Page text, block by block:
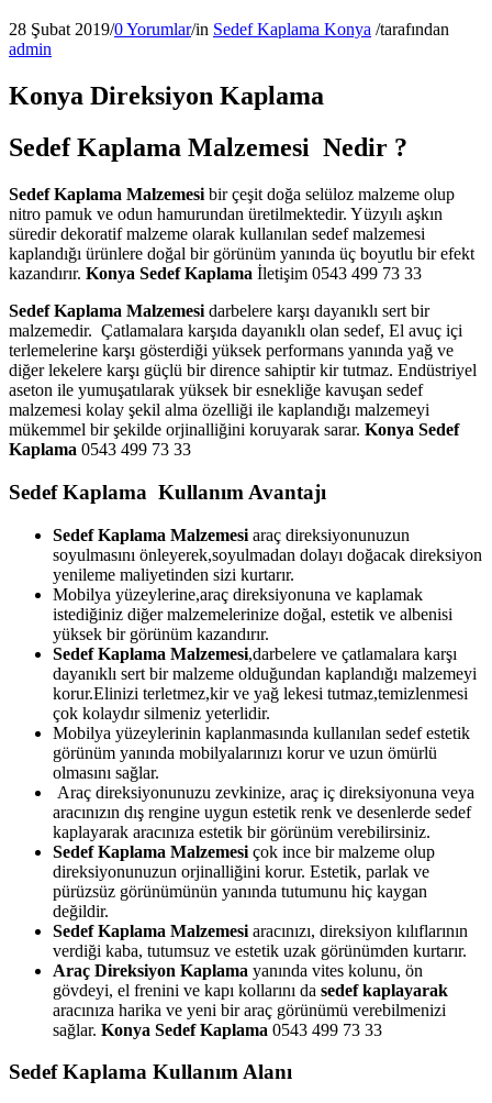
28 Şubat 2019/0 Yorumlar/in Sedef Kaplama Konya /tarafından
admin
Konya Direksiyon Kaplama
Sedef Kaplama Malzemesi Nedir ?
Sedef Kaplama Malzemesi bir çeşit doğa selüloz malzeme olup
nitro pamuk ve odun hamurundan üretilmektedir. Yüzyılı aşkın
süredir dekoratif malzeme olarak kullanılan sedef malzemesi
kaplandığı ürünlere doğal bir görünüm yanında üç boyutlu bir efekt
kazandırır. Konya Sedef Kaplama İletişim 0543 499 73 33
Sedef Kaplama Malzemesi darbelere karşı dayanıklı sert bir
malzemedir. Çatlamalara karşıda dayanıklı olan sedef, El avuç içi
terlemelerine karşı gösterdiği yüksek performans yanında yağ ve
diğer lekelere karşı güçlü bir dirence sahiptir kir tutmaz. Endüstriyel
aseton ile yumuşatılarak yüksek bir esnekliğe kavuşan sedef
malzemesi kolay şekil alma özelliği ile kaplandığı malzemeyi
mükemmel bir şekilde orjinalliğini koruyarak sarar. Konya Sedef
Kaplama 0543 499 73 33
Sedef Kaplama Kullanım Avantajı
Sedef Kaplama Malzemesi araç direksiyonunuzun
soyulmasını önleyerek,soyulmadan dolayı doğacak direksiyon
yenileme maliyetinden sizi kurtarır.
Mobilya yüzeylerine,araç direksiyonuna ve kaplamak
istediğiniz diğer malzemelerinize doğal, estetik ve albenisi
yüksek bir görünüm kazandırır.
Sedef Kaplama Malzemesi,darbelere ve çatlamalara karşı
dayanıklı sert bir malzeme olduğundan kaplandığı malzemeyi
korur.Elinizi terletmez,kir ve yağ lekesi tutmaz,temizlenmesi
çok kolaydır silmeniz yeterlidir.
Mobilya yüzeylerinin kaplanmasında kullanılan sedef estetik
görünüm yanında mobilyalarınızı korur ve uzun ömürlü
olmasını sağlar.
Araç direksiyonunuzu zevkinize, araç iç direksiyonuna veya
aracınızın dış rengine uygun estetik renk ve desenlerde sedef
kaplayarak aracınıza estetik bir görünüm verebilirsiniz.
Sedef Kaplama Malzemesi çok ince bir malzeme olup
direksiyonunuzun orjinalliğini korur. Estetik, parlak ve
pürüzsüz görünümünün yanında tutumunu hiç kaygan
değildir.
Sedef Kaplama Malzemesi aracınızı, direksiyon kılıflarının
verdiği kaba, tutumsuz ve estetik uzak görünümden kurtarır.
Araç Direksiyon Kaplama yanında vites kolunu, ön
gövdeyi, el frenini ve kapı kollarını da sedef kaplayarak
aracınıza harika ve yeni bir araç görünümü verebilmenizi
sağlar. Konya Sedef Kaplama 0543 499 73 33
Sedef Kaplama Kullanım Alanı